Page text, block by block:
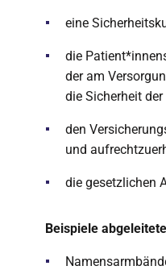
eine
die
der am
die Sicherheit
den
und
die gesetzlichen
Beispiele